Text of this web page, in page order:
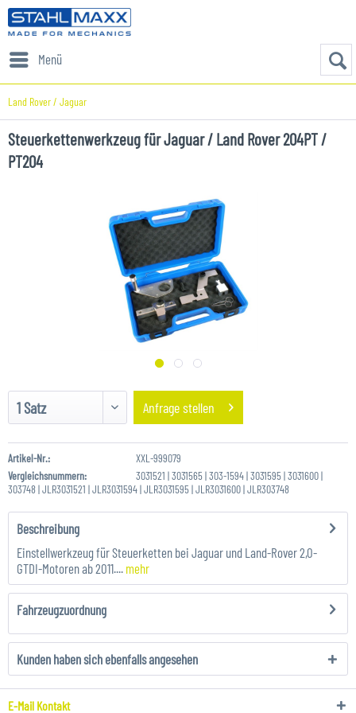
Menü
Land Rover / Jaguar
Steuerkettenwerkzeug für Jaguar / Land Rover 204PT /
PT204
Anfrage stellen
Artikel-Nr.:
XXL-999079
Vergleichsnummern:
3031521 | 3031565 | 303-1594 | 3031595 | 3031600 |
303748 | JLR3031521 | JLR3031594 | JLR3031595 | JLR3031600 | JLR303748
Beschreibung
Einstellwerkzeug für Steuerketten bei Jaguar und Land-Rover 2,0-
GTDI-Motoren ab 2011.... mehr
Fahrzeugzuordnung
Kunden haben sich ebenfalls angesehen
E-Mail Kontakt